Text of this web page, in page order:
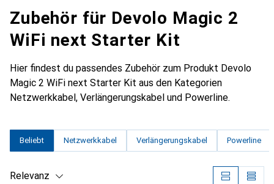
Zubehör für Devolo Magic 2
WiFi next Starter Kit
Hier findest du passendes Zubehör zum Produkt Devolo
Magic 2 WiFi next Starter Kit aus den Kategorien
Netzwerkkabel, Verlängerungskabel und Powerline.
Beliebt Netzwerkkabel Verlängerungskabel Powerline
Relevanz